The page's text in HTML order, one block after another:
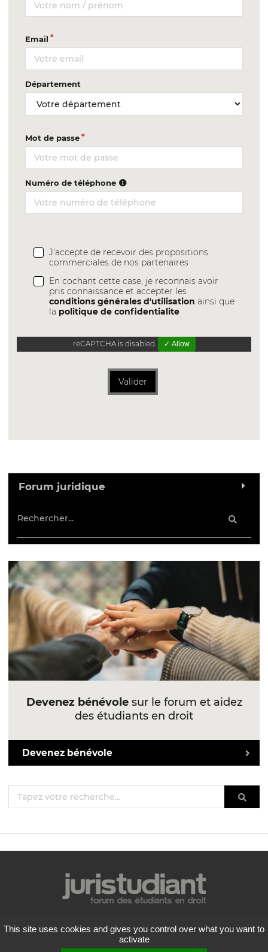
Email
Département
Mot de passe
Numéro de téléphone
J'accepte de recevoir des propositions
commerciales de nos partenaires
En cochant cette case, je reconnais avoir
pris connaissance et accepter les
conditions générales d'utilisation ainsi que
la politique de confidentialite
reCAPTCHA is disabled. ✓ Allow
Valider
Forum juridique
Devenez bénévolesur le forum et aidez
des étudiants en droit
Devenez bénévole
Mentions légales
Politique de confidentialité
This site uses cookies and gives you control over what you want to
activate